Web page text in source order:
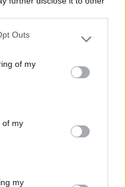
uses one or more Google
You may click to
its third-party tags to
in below Google
Outs
of my
of my
my